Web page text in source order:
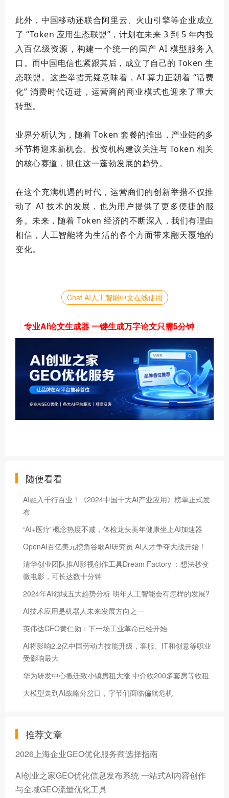
此外，中国移动还联合阿里云、火山引擎等企业成立
了 “Token 应用生态联盟”，计划在未来 3 到 5 年内投
入百亿级资源，构建一个统一的国产 AI 模型服务入
口。而中国电信也紧跟其后，成立了自己的 Token 生
态联盟。这些举措无疑意味着，AI 算力正朝着 “话费
化” 消费时代迈进，运营商的商业模式也迎来了重大
转型。
业界分析认为，随着 Token 套餐的推出，产业链的多
环节将迎来新机会。投资机构建议关注与 Token 相关
的核心赛道，抓住这一蓬勃发展的趋势。
在这个充满机遇的时代，运营商们的创新举措不仅推
动了 AI 技术的发展，也为用户提供了更多便捷的服
务。未来，随着 Token 经济的不断深入，我们有理由
相信，人工智能将为生活的各个方面带来翻天覆地的
变化。
Chat AI人工智能中文在线使用
专业AI论文生成器 一键生成万字论文只需5分钟
随便看看
AI融入千行百业！《2024中国十大AI产业应用》榜单正式发
布
“AI+医疗”概念热度不减，体检龙头美年健康坐上AI加速器
OpenAI百亿美元挖角谷歌AI研究员 AI人才争夺大战开始！
清华创业团队推AI影视创作工具Dream Factory ：想法秒变
微电影，可长达数十分钟
2024年AI领域五大趋势分析 明年人工智能会有怎样的发展?
AI技术应用是机器人未来发展方向之一
英伟达CEO黄仁勋：下一场工业革命已经开始
AI将影响2.2亿中国劳动力技能升级，客服、IT和创意等职业
受影响最大
华为研发中心搬迁致小镇房租大涨 中介收200多套房等收租
大模型走到AI战略分岔口，字节们面临偏航危机
推荐文章
2026上海企业GEO优化服务商选择指南
AI创业之家GEO优化信息发布系统 一站式AI内容创作
与全域GEO流量优化工具